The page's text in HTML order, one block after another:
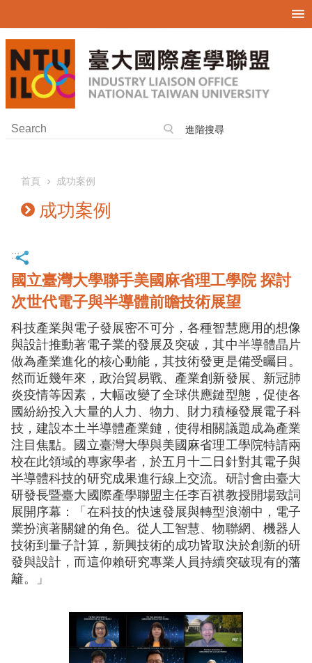
進階搜尋
首頁 成功案例
成功案例
:::
國立臺灣大學聯手美國麻省理工學院 探討
次世代電子與半導體前瞻技術展望
科技產業與電子發展密不可分，各種智慧應用的想像
與設計推動著電子業的發展及突破，其中半導體晶片
做為產業進化的核心動能，其技術發更是備受矚目。
然而近幾年來，政治貿易戰、產業創新發展、新冠肺
炎疫情等因素，大幅改變了全球供應鏈型態，促使各
國紛紛投入大量的人力、物力、財力積極發展電子科
技，建設本土半導體產業鏈，使得相關議題成為產業
注目焦點。國立臺灣大學與美國麻省理工學院特請兩
校在此領域的專家學者，於五月十二日針對其電子與
半導體科技的研究成果進行線上交流。研討會由臺大
研發長暨臺大國際產學聯盟主任李百祺教授開場致詞
展開序幕：「在科技的快速發展與轉型浪潮中，電子
業扮演著關鍵的角色。從人工智慧、物聯網、機器人
技術到量子計算，新興技術的成功皆取決於創新的研
發與設計，而這仰賴研究專業人員持續突破現有的藩
籬。」